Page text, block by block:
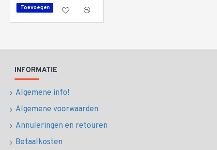
Toevoegen
INFORMATIE
Algemene info!
Algemene voorwaarden
Annuleringen en retouren
Betaalkosten